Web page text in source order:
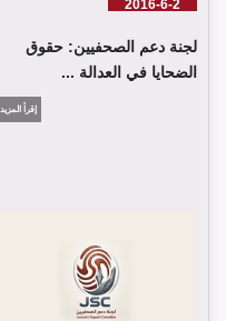
2016-6-2
لجنة دعم الصحفيين: حقوق
الضحايا في العدالة ...
إقرأ المزيد